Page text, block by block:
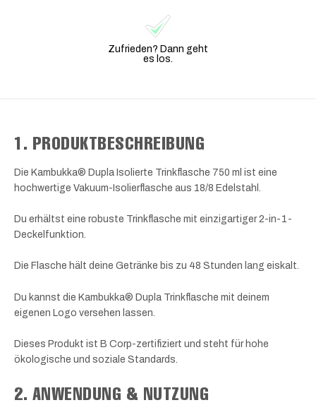
Zufrieden? Dann geht
es los.
1. PRODUKTBESCHREIBUNG
Die Kambukka® Dupla Isolierte Trinkflasche 750 ml ist eine
hochwertige Vakuum-Isolierflasche aus 18/8 Edelstahl.
Du erhältst eine robuste Trinkflasche mit einzigartiger 2-in-1-
Deckelfunktion.
Die Flasche hält deine Getränke bis zu 48 Stunden lang eiskalt.
Du kannst die Kambukka® Dupla Trinkflasche mit deinem
eigenen Logo versehen lassen.
Dieses Produkt ist B Corp-zertifiziert und steht für hohe
ökologische und soziale Standards.
2. ANWENDUNG & NUTZUNG